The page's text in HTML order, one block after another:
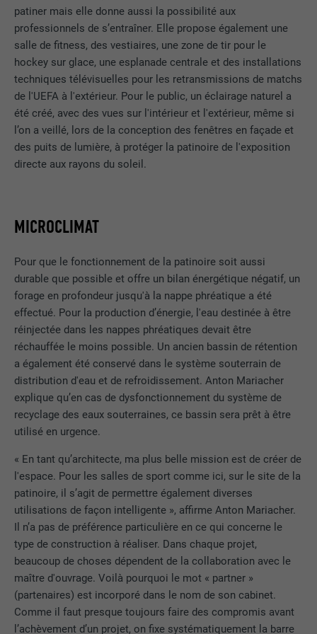
patiner mais elle donne aussi la possibilité aux
professionnels de s’entraîner. Elle propose également une
salle de fitness, des vestiaires, une zone de tir pour le
hockey sur glace, une esplanade centrale et des installations
techniques télévisuelles pour les retransmissions de matchs
de l'UEFA à l'extérieur. Pour le public, un éclairage naturel a
été créé, avec des vues sur l'intérieur et l'extérieur, même si
l’on a veillé, lors de la conception des fenêtres en façade et
des puits de lumière, à protéger la patinoire de l'exposition
directe aux rayons du soleil.
MICROCLIMAT
Pour que le fonctionnement de la patinoire soit aussi
durable que possible et offre un bilan énergétique négatif, un
forage en profondeur jusqu'à la nappe phréatique a été
effectué. Pour la production d’énergie, l'eau destinée à être
réinjectée dans les nappes phréatiques devait être
réchauffée le moins possible. Un ancien bassin de rétention
a également été conservé dans le système souterrain de
distribution d'eau et de refroidissement. Anton Mariacher
explique qu’en cas de dysfonctionnement du système de
recyclage des eaux souterraines, ce bassin sera prêt à être
utilisé en urgence.
« En tant qu’architecte, ma plus belle mission est de créer de
l'espace. Pour les salles de sport comme ici, sur le site de la
patinoire, il s’agit de permettre également diverses
utilisations de façon intelligente », affirme Anton Mariacher.
Il n’a pas de préférence particulière en ce qui concerne le
type de construction à réaliser. Dans chaque projet,
beaucoup de choses dépendent de la collaboration avec le
maître d'ouvrage. Voilà pourquoi le mot « partner »
(partenaires) est incorporé dans le nom de son cabinet.
Comme il faut presque toujours faire des compromis avant
l’achèvement d’un projet, on fixe systématiquement la barre
EXPIRATION Session
UTILITÉ
Ce cookie enregistre votre session
actuelle en ce qui concerne les
applications PHP et garantit que toutes
les fonctions de la page qui utilisent le
langage de programmation PHP
peuvent être affichées correctement.
UTILITÉ
Ce cookie est essentiel au
fonctionnement de l'extension qui gère
le consentement pour les cookies. Il doit
être enregistré pour que l'outil sache
quels groupes de cookies ont été
acceptés par l'utilisateur.
Les cookies « Statistiques (services américains compris) »
nous aident à comprendre comment le site Internet est utilisé.
Nous collectons des informations pour améliorer l'expérience
utilisateur sur le site Internet.
NOM _ga
FOURNISSEUR Google Universal Analytics
EXPIRATION 2 ans
NOM
FOURNISSEUR Google Analytics
EXPIRATION 1 jour
UTILITÉ
Est utilisé par Google Analytics pour
limiter le taux de sollicitation.
NOM
FOURNISSEUR Google Universal Analytics
EXPIRATION 1 jour
UTILITÉ
Enregistre un identifiant unique utilisé
pour générer des données statistiques
sur la manière dont l'utilisateur utilise le
site Internet.
_gaexp
Afficher les informations relatives aux cookies
MARKETING ET MÉDIAS EXTERNES (SERVICES AMÉRICAINS
COMPRIS)
Les cookies « Marketing et médias externes (services
américains compris) » sont utilisés par les annonceurs
(prestataires tiers) pour afficher de la publicité personnalisée.
plateformes vidéo et de réseaux sociaux ne nécessite plus de
consentement manuel.
NOM NID
FOURNISSEUR Google
EXPIRATION 6 mois
UTILITÉ
Ce cookie comprend un identifiant
unique via lequel vos paramètres
préférés et d'autres informations sont
enregistrés, en particulier la langue que
vous préférez, combien de résultats de
(p. ex. 10 ou 20) et si le filtre Google
SafeSearch doit être activé ou non.
NOM lang
FOURNISSEUR ads.linkedin.com
EXPIRATION Session
UTILITÉ
Enregistre la langue choisie par
l'utilisateur pour un site Internet.
Afficher les informations relatives aux cookies